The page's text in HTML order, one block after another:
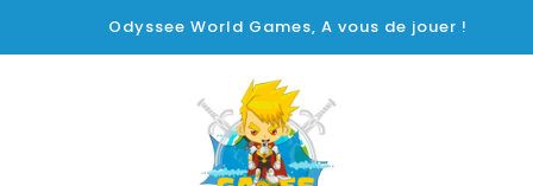
Odyssee World Games, A vous de jouer !